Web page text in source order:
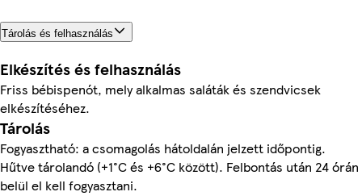
Tárolás és felhasználás
Elkészítés és felhasználás
Friss bébispenót, mely alkalmas saláták és szendvicsek
elkészítéséhez.
Tárolás
Fogyasztható: a csomagolás hátoldalán jelzett időpontig.
Hűtve tárolandó (+1°C és +6°C között). Felbontás után 24 órán
belül el kell fogyasztani.